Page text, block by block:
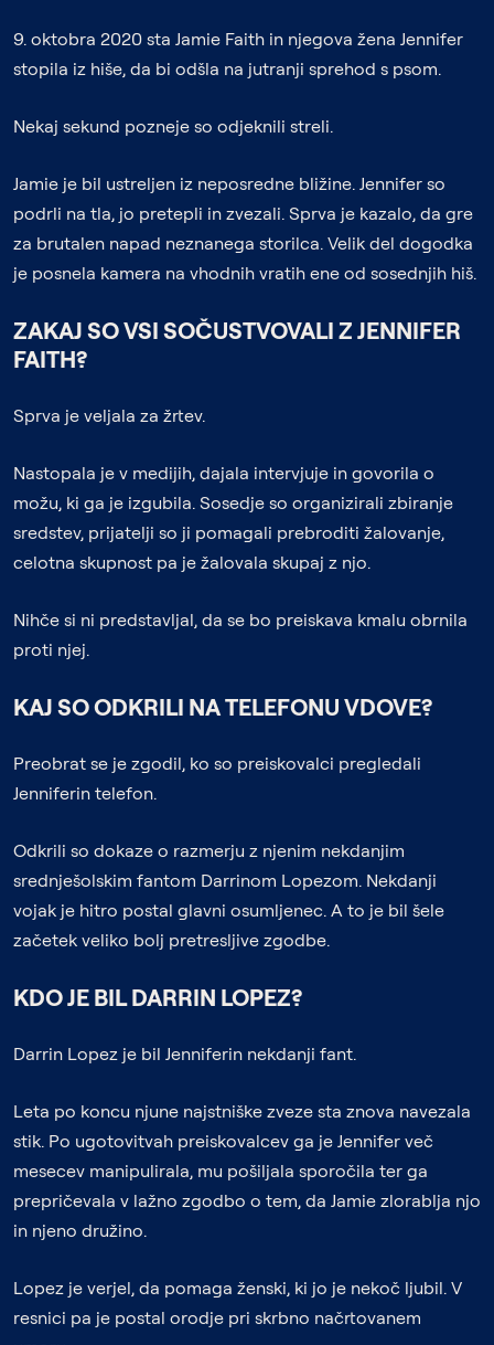
9. oktobra 2020 sta Jamie Faith in njegova žena Jennifer
stopila iz hiše, da bi odšla na jutranji sprehod s psom.
Nekaj sekund pozneje so odjeknili streli.
Jamie je bil ustreljen iz neposredne bližine. Jennifer so
podrli na tla, jo pretepli in zvezali. Sprva je kazalo, da gre
za brutalen napad neznanega storilca. Velik del dogodka
je posnela kamera na vhodnih vratih ene od sosednjih hiš.
ZAKAJ SO VSI SOČUSTVOVALI Z JENNIFER
FAITH?
Sprva je veljala za žrtev.
Nastopala je v medijih, dajala intervjuje in govorila o
možu, ki ga je izgubila. Sosedje so organizirali zbiranje
sredstev, prijatelji so ji pomagali prebroditi žalovanje,
celotna skupnost pa je žalovala skupaj z njo.
Nihče si ni predstavljal, da se bo preiskava kmalu obrnila
proti njej.
KAJ SO ODKRILI NA TELEFONU VDOVE?
Preobrat se je zgodil, ko so preiskovalci pregledali
Jenniferin telefon.
Odkrili so dokaze o razmerju z njenim nekdanjim
srednješolskim fantom Darrinom Lopezom. Nekdanji
vojak je hitro postal glavni osumljenec. A to je bil šele
začetek veliko bolj pretresljive zgodbe.
KDO JE BIL DARRIN LOPEZ?
Darrin Lopez je bil Jenniferin nekdanji fant.
Leta po koncu njune najstniške zveze sta znova navezala
stik. Po ugotovitvah preiskovalcev ga je Jennifer več
mesecev manipulirala, mu pošiljala sporočila ter ga
prepričevala v lažno zgodbo o tem, da Jamie zlorablja njo
in njeno družino.
Lopez je verjel, da pomaga ženski, ki jo je nekoč ljubil. V
resnici pa je postal orodje pri skrbno načrtovanem